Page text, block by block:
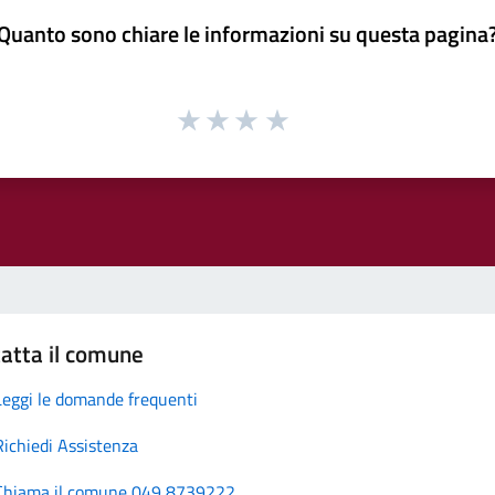
sono chiare le informazioni su questa
il comune
le domande frequenti
Assistenza